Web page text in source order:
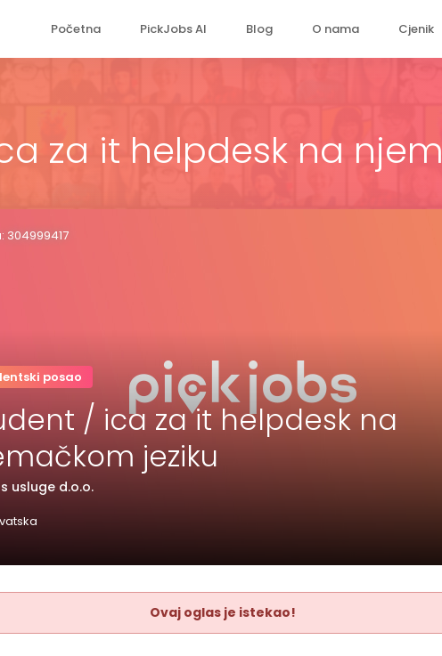
Početna PickJobs AI Blog O nama Cjenik
za it helpdesk na
304999417
posao
/ ica za it helpdesk na
jeziku
usluge d.o.o.
Ovaj oglas je istekao!